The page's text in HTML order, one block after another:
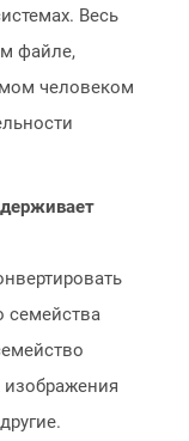
Весь
файле,
человеком
изображения